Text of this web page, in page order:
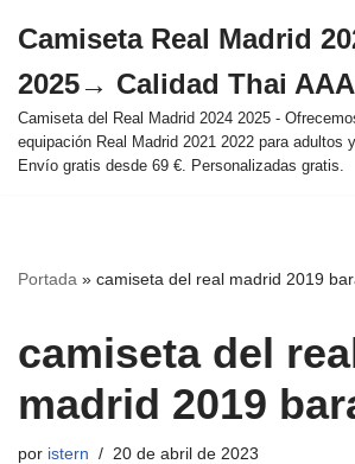
al
contenido
Camiseta Real Madrid
2025→ Calidad Thai AAA
Camiseta del Real Madrid 2024 2025 -
equipación Real Madrid 2021 2022 para adultos
Envío gratis desde 69 €. Personalizadas gratis.
Portada » camiseta del real madrid 2019
camiseta del
madrid 2019
por istern 20 de abril de 2023